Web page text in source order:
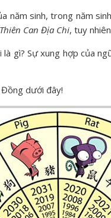
năm sinh, trong năm
Thiên Can Địa Chi, tuy
gì? Sự xung hợp của
dưới đây!